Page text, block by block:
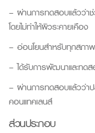
– ผ่านการทดสอบแล้วว่า
โดยไม่ทำให้ผิวระคายเคือง
– อ่อนโยนสำหรับทุกสภา
– ได้รับการพัฒนาและทด
– ผ่านการทดสอบแล้วว่า
คอนแทคเลนส์
ส่วนประกอบ